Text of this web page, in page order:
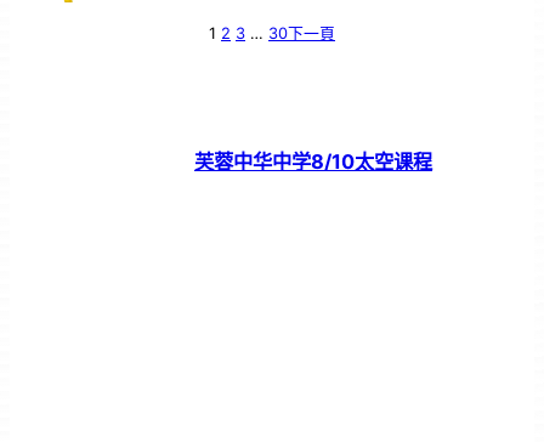
1 2 3 … 30下一頁
芙蓉中华中学8/10太空课程